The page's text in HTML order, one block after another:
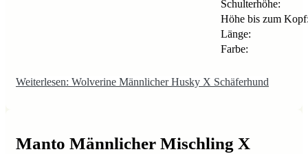
Schulterhöhe:
Höhe bis zum
Länge:
Farbe:
Weiterlesen: Wolverine Männlicher Husky X Schäferhund
Manto Männlicher Mischling X